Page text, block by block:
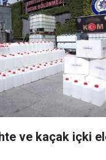
ve kaçak içki